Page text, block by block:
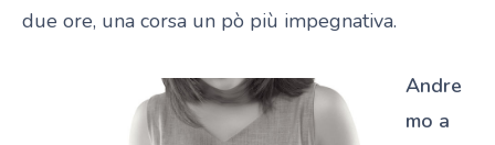
due ore, una corsa un pò più impegnativa.
Andre
mo a